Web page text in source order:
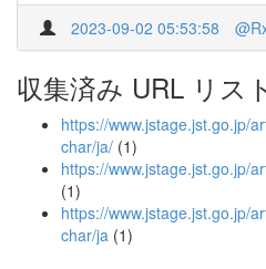
2023-09-02 05:53:58
収集済み URL リスト
https://www.jstage.jst.go.jp/
char/ja/ (1)
https://www.jstage.jst.go.jp/
(1)
https://www.jstage.jst.go.jp/
char/ja (1)